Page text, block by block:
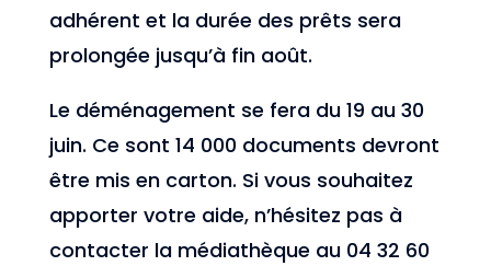
adhérent et la durée des prêts sera
prolongée jusqu’à fin août.
Le déménagement se fera du 19 au 30
juin. Ce sont 14 000 documents devront
être mis en carton. Si vous souhaitez
apporter votre aide, n’hésitez pas à
contacter la médiathèque au 04 32 60